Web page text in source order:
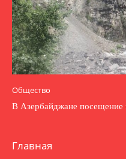
Общество
В Азербайджане посещение
Главная